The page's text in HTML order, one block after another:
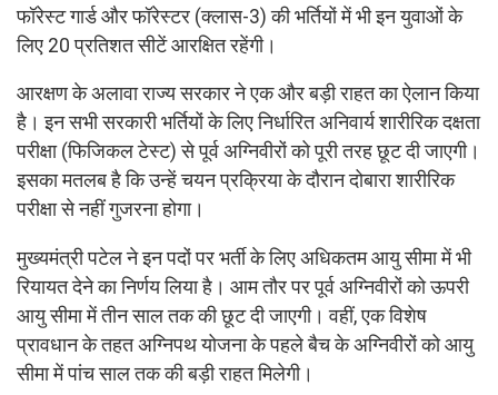
फॉरेस्ट गार्ड और फॉरेस्टर (क्लास-3) की भर्तियों में भी इन युवाओं के
लिए 20 प्रतिशत सीटें आरक्षित रहेंगी।
आरक्षण के अलावा राज्य सरकार ने एक और बड़ी राहत का ऐलान किया
है। इन सभी सरकारी भर्तियों के लिए निर्धारित अनिवार्य शारीरिक दक्षता
परीक्षा (फिजिकल टेस्ट) से पूर्व अग्निवीरों को पूरी तरह छूट दी जाएगी।
इसका मतलब है कि उन्हें चयन प्रक्रिया के दौरान दोबारा शारीरिक
परीक्षा से नहीं गुजरना होगा।
मुख्यमंत्री पटेल ने इन पदों पर भर्ती के लिए अधिकतम आयु सीमा में भी
रियायत देने का निर्णय लिया है। आम तौर पर पूर्व अग्निवीरों को ऊपरी
आयु सीमा में तीन साल तक की छूट दी जाएगी। वहीं, एक विशेष
प्रावधान के तहत अग्निपथ योजना के पहले बैच के अग्निवीरों को आयु
सीमा में पांच साल तक की बड़ी राहत मिलेगी।